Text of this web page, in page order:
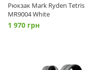
Рюкзак Mark Ryden Tetris
MR9004 White
1 970 грн